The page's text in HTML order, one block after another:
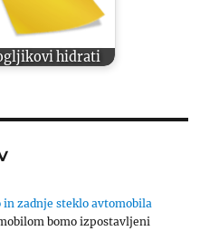
hidrati
in zadnje steklo avtomobila
bomo izpostavljeni